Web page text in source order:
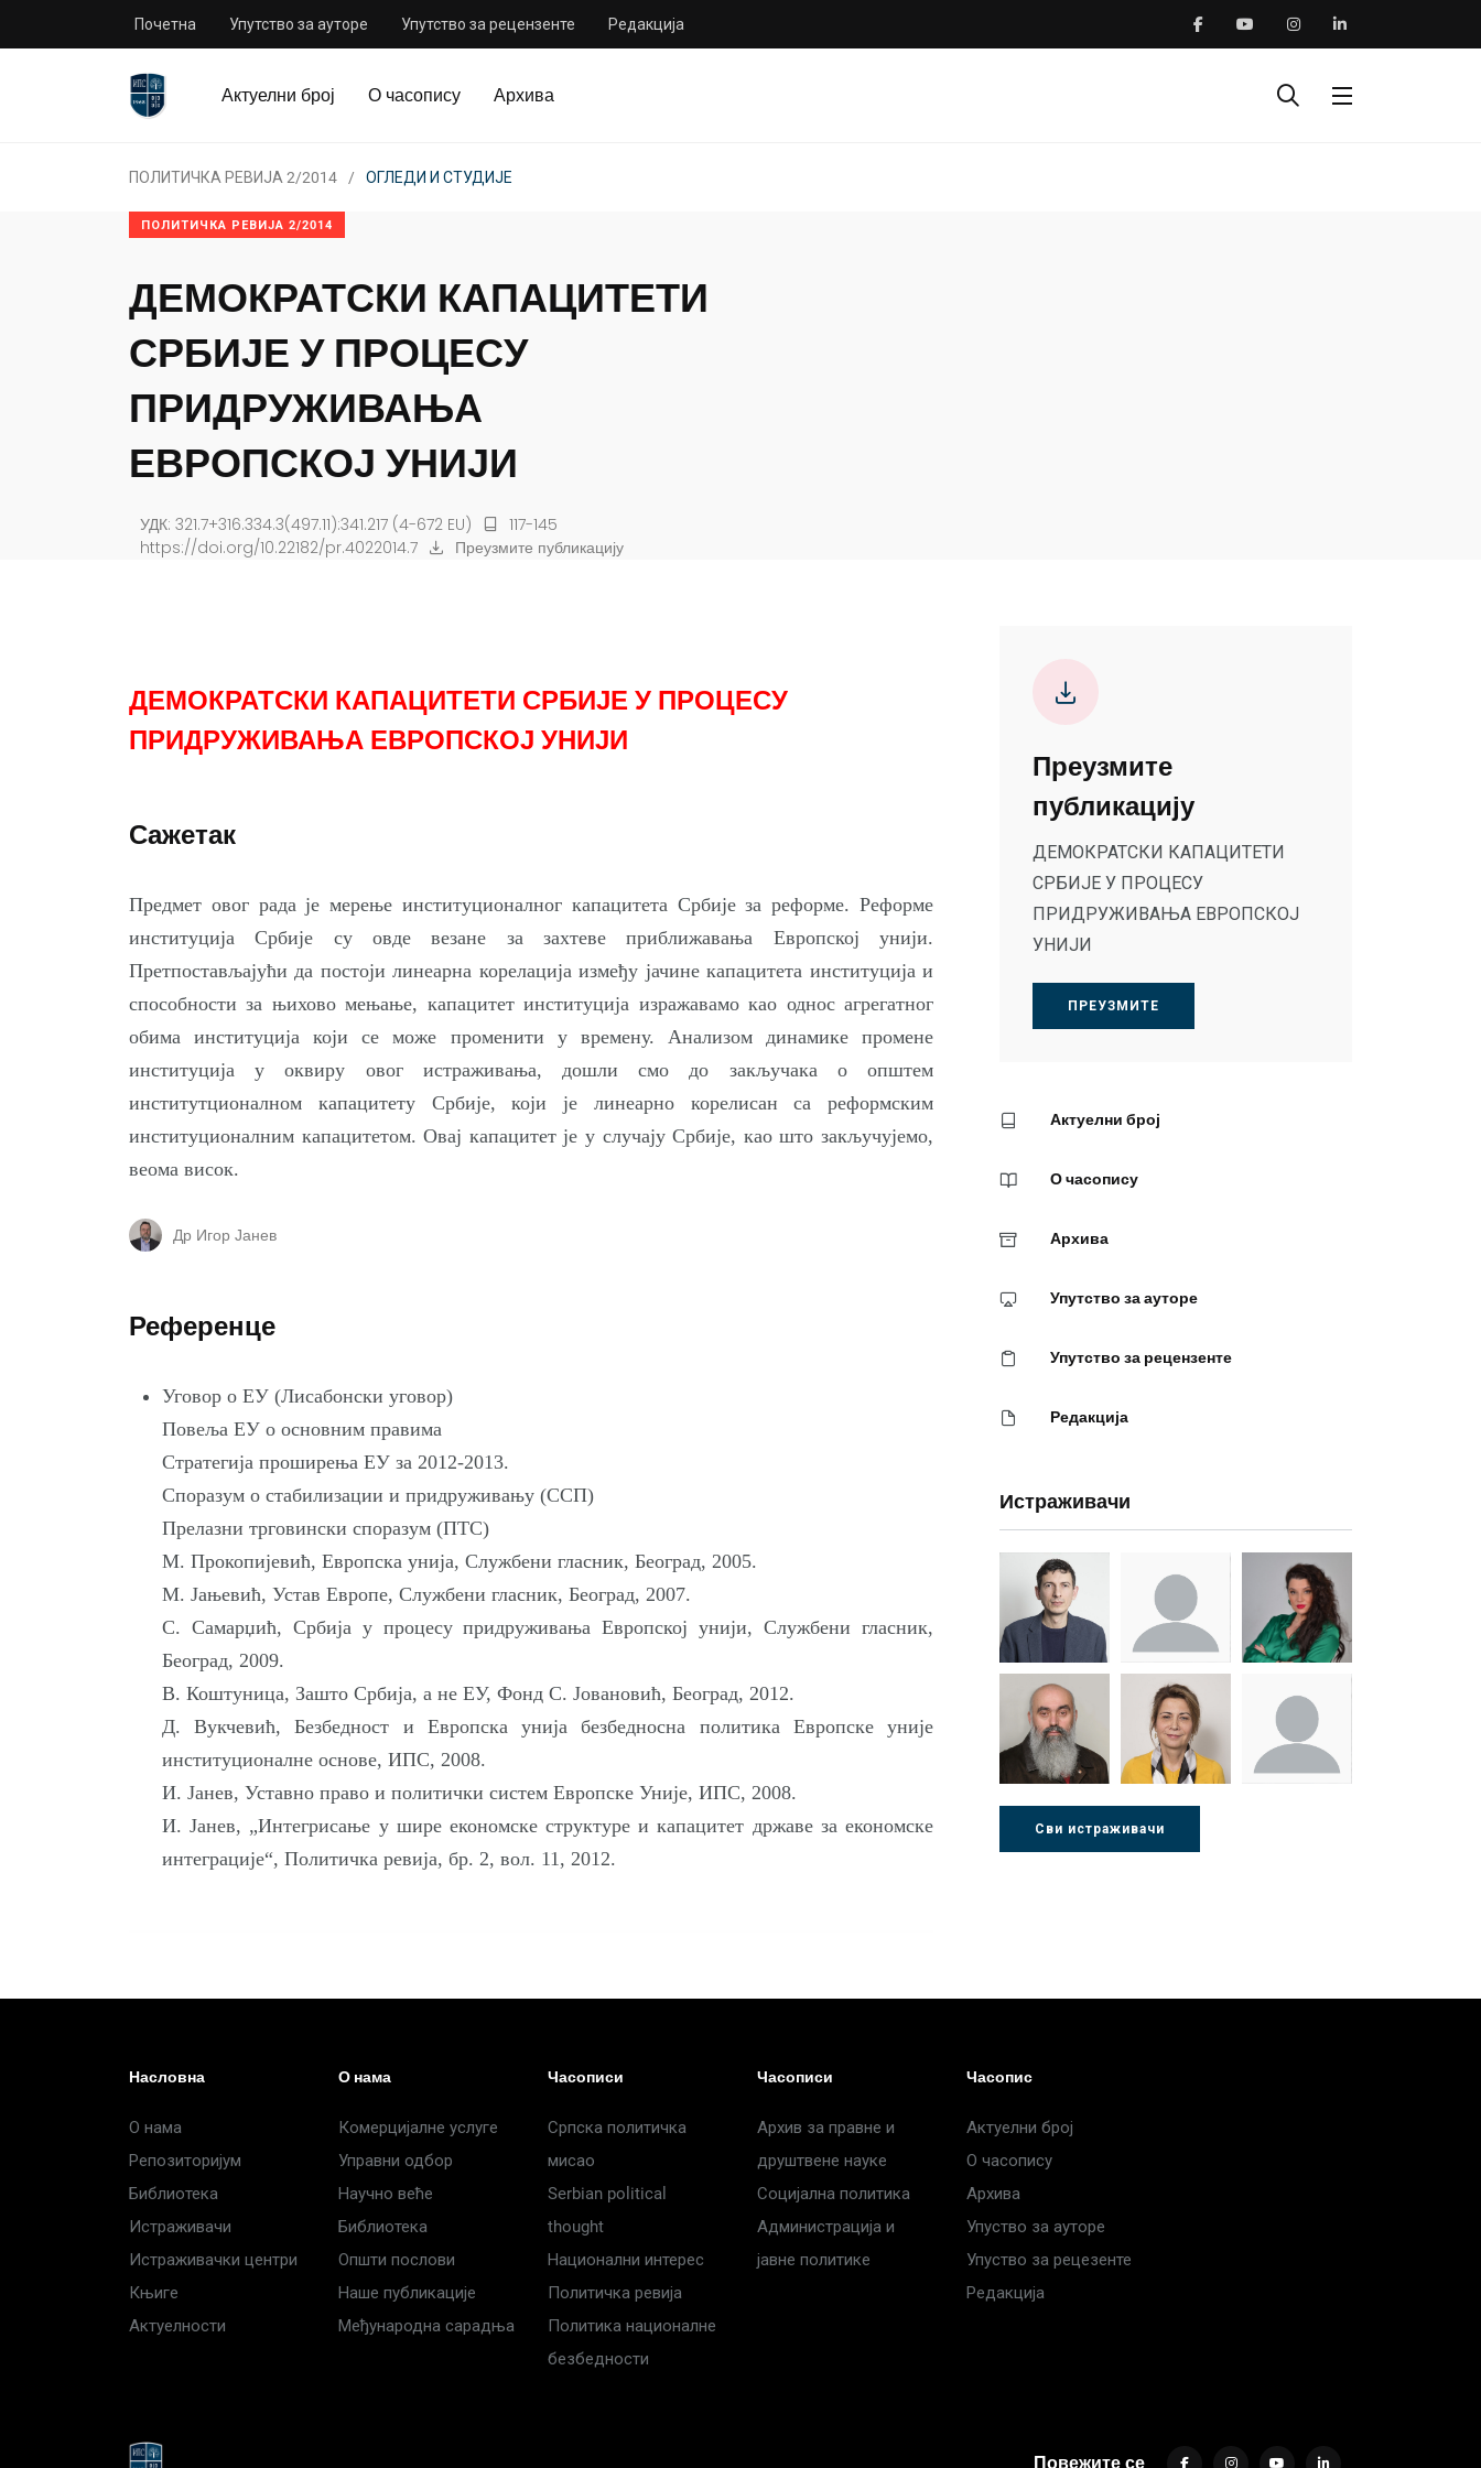
Почетна Упутство за ауторе Упутство за рецензенте Редакција
Актуелни број О часопису Архива
ПОЛИТИЧКА РЕВИЈА 2/2014 ОГЛЕДИ И СТУДИЈЕ
ПОЛИТИЧКА РЕВИЈА 2/2014
ДЕМОКРАТСКИ КАПАЦИТЕТИ
СРБИЈЕ У ПРОЦЕСУ
ПРИДРУЖИВАЊА
ЕВРОПСКОЈ УНИЈИ
УДК: 321.7+316.334.3(497.11):341.217 (4-672 EU)
117-145
https://doi.org/10.22182/pr.4022014.7
Преузмите публикацију
ДЕМОКРАТСКИ КАПАЦИТЕТИ СРБИЈЕ У ПРОЦЕСУ
ПРИДРУЖИВАЊА ЕВРОПСКОЈ УНИЈИ
Сажетак
Предмет овог рада је мерење институционалног капацитета Србије за реформе. Реформе
институција Србије су овде везане за захтеве приближавања Европској унији.
Претпостављајући да постоји линеарна корелација између јачине капацитета институција и
способности за њихово мењање, капацитет институција изражавамо као однос агрегатног
обима институција који се може променити у времену. Ана­лизом динамике промене
институција у оквиру овог истраживања, дошли смо до закључака о општем
институтционалном капацитету Србије, који је ли­неарно корелисан са реформским
институционалним капацитетом. Овај капацитет је у случају Србије, као што закључујемо,
веома висок.
Др Игор Јанев
Референце
Уговор о ЕУ (Лисабонски уговор)
Повеља ЕУ о основним правима
Стратегија проширења ЕУ за 2012-2013.
Споразум о стабилизации и придруживању (ССП)
Прелазни трговински споразум (ПТС)
М. Прокопијевић, Европска унија, Службени гласник, Београд, 2005.
М. Јањевић, Устав Европе, Службени гласник, Београд, 2007.
С. Самарџић, Србија у процесу придруживања Европској унији, Службени гласник,
Београд, 2009.
В. Коштуница, Зашто Србија, а не ЕУ, Фонд С. Јовановић, Београд, 2012.
Д. Вукчевић, Безбедност и Европска унија безбедносна политика Европске уније
институционалне основе, ИПС, 2008.
И. Јанев, Уставно право и политички систем Европске Уније, ИПС, 2008.
И. Јанев, „Интегрисање у шире економске структуре и капацитет др­жаве за економске
интеграције“, Политичка ревија, бр. 2, вол. 11, 2012.
Преузмите
публикацију
ДЕМОКРАТСКИ КАПАЦИТЕТИ
СРБИЈЕ У ПРОЦЕСУ
ПРИДРУЖИВАЊА ЕВРОПСКОЈ
УНИЈИ
ПРЕУЗМИТЕ
Актуелни број
О часопису
Архива
Упутство за ауторе
Упутство за рецензенте
Редакција
Истраживачи
Др Миша
Стојадиновић
Зоран
Милошевић
Др Марија
Ђорић
Др Љубиша
Деспотовић
Др Нада
Радушки
Сви истраживачи
Насловна
О нама
Репозиторијум
Библиотека
Истраживачи
Истраживачки центри
Књиге
Актуелности
О нама
Комерцијалне услуге
Управни одбор
Научно веће
Библиотека
Општи послови
Наше публикације
Међународна сарадња
Часописи
Српска политичка
мисао
Serbian political
thought
Национални интерес
Политичка ревија
Политика националне
безбедности
Часописи
Архив за правне и
друштвене науке
Социјална политика
Администрација и
јавне политике
Часопис
Актуелни број
О часопису
Архива
Упуство за ауторе
Упуство за рецезенте
Редакција